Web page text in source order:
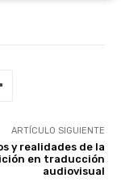
ARTÍCULO SIGUIENTE
y realidades de la
en traducción
audiovisual